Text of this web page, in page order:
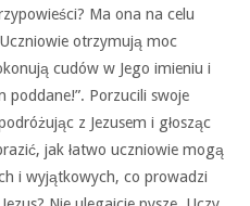
Ma ona na celu
otrzymują moc
cudów w Jego imieniu i
poddane!”. Porzucili swoje
z Jezusem i głosząc
jak łatwo uczniowie mogą
i wyjątkowych, co prowadzi